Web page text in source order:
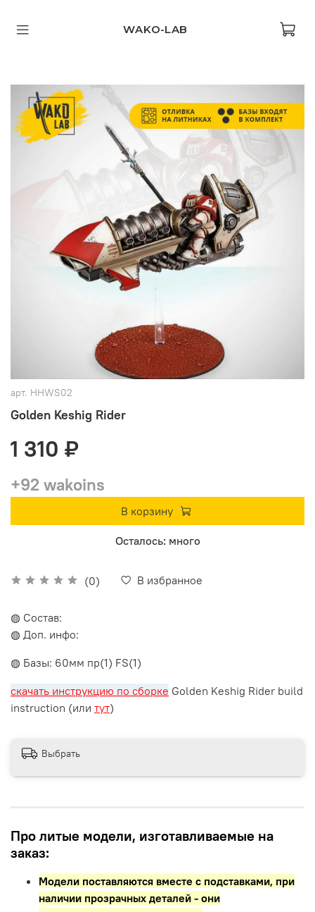
WAKO-LAB
арт. HHWS02
Golden Keshig Rider
(0) В избранное
1 310 ₽
+92 wakoins
В корзину
Осталось: много
◍ Состав:
◍ Доп. инфо:
◍ Базы: 60мм пр(1) FS(1)
скачать инструкцию по сборке Golden Keshig Rider build
instruction (или тут)
Выбрать
Про литые модели, изготавливаемые на
заказ:
Модели поставляются вместе с подставками, при
наличии прозрачных деталей - они